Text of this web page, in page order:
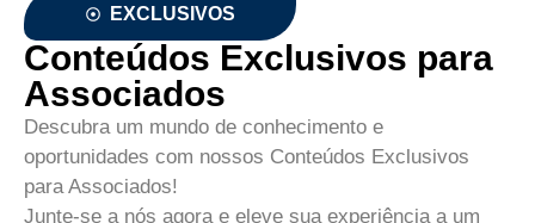
EXCLUSIVOS
Conteúdos Exclusivos para
Associados
Descubra um mundo de conhecimento e
oportunidades com nossos Conteúdos Exclusivos
para Associados!
Junte-se a nós agora e eleve sua experiência a um